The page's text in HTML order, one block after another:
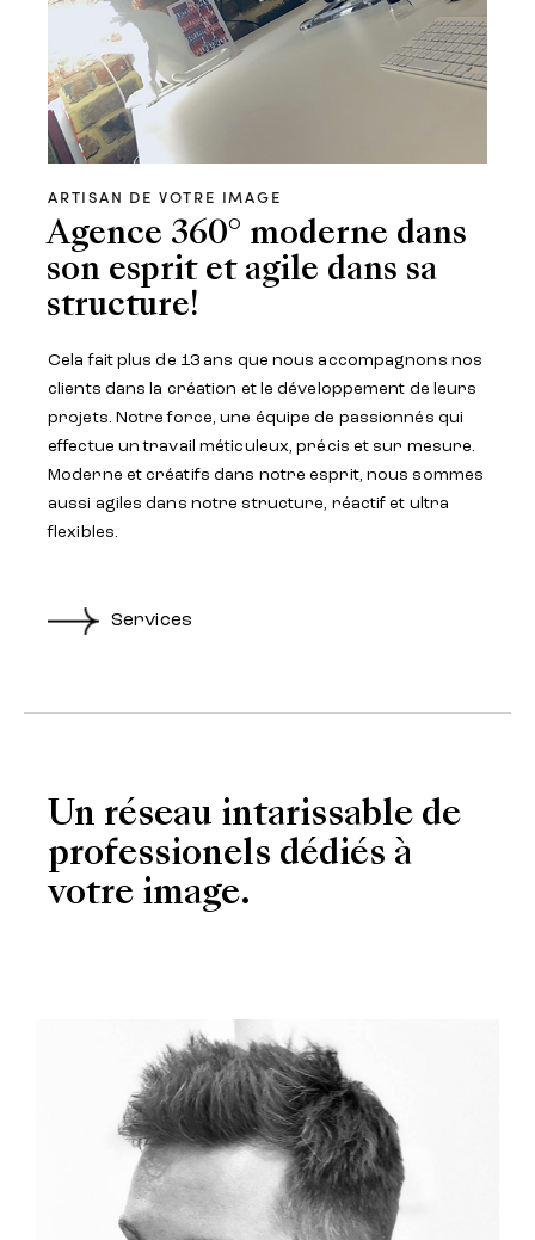
ARTISAN DE VOTRE IMAGE
Agence 360° moderne dans
son esprit et agile dans sa
structure!
Cela fait plus de 13 ans que nous accompagnons nos
clients dans la création et le développement de leurs
projets. Notre force, une équipe de passionnés qui
effectue un travail méticuleux, précis et sur mesure.
Moderne et créatifs dans notre esprit, nous sommes
aussi agiles dans notre structure, réactif et ultra
flexibles.
Services
Un réseau intarissable de
professionels dédiés à
votre image.